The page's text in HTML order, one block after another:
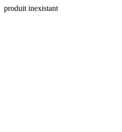
produit inexistant